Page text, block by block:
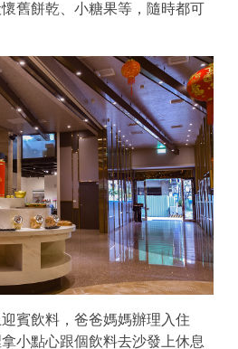
舊餅乾、小糖果等，隨時都可
賓飲料，爸爸媽媽辦理入住
小點心跟個飲料去沙發上休息